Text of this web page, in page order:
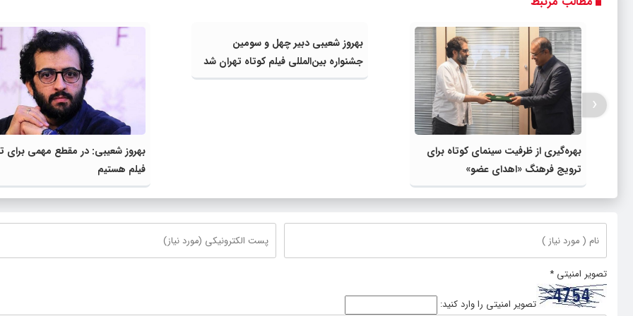
بهره‌گیری از ظرفیت سینمای کوتاه برای
ترویج فرهنگ «اهدای عضو»
بهروز شعیبی دبیر چهل و سومین
جشنواره بین‌المللی فیلم کوتاه تهران شد
بهروز شعیبی: در مقطع مهمی برای
فیلم هستیم
‹
تصویر امنیتی *
تصویر امنیتی را وارد کنید: